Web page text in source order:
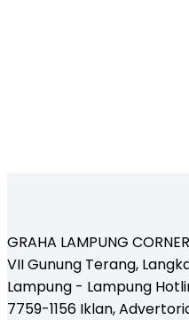
GRAHA LAMPUNG
VII Gunung Terang,
Lampung - Lampung
7759-1156 Iklan,